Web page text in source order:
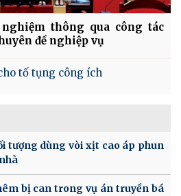
thông qua công tác
đề nghiệp vụ
tố tụng công ích
tượng dùng vòi xịt cao áp phun
bị can trong vụ án truyền bá